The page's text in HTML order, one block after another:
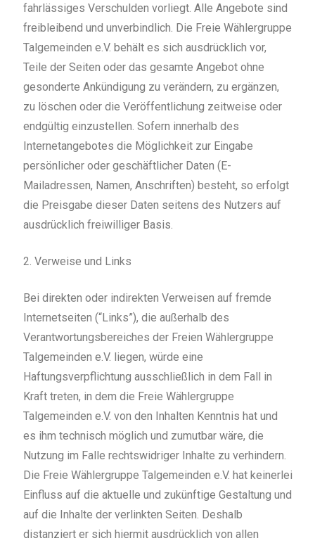
fahrlässiges Verschulden vorliegt. Alle Angebote sind
freibleibend und unverbindlich. Die Freie Wählergruppe
Talgemeinden e.V. behält es sich ausdrücklich vor,
Teile der Seiten oder das gesamte Angebot ohne
gesonderte Ankündigung zu verändern, zu ergänzen,
zu löschen oder die Veröffentlichung zeitweise oder
endgültig einzustellen. Sofern innerhalb des
Internetangebotes die Möglichkeit zur Eingabe
persönlicher oder geschäftlicher Daten (E-
Mailadressen, Namen, Anschriften) besteht, so erfolgt
die Preisgabe dieser Daten seitens des Nutzers auf
ausdrücklich freiwilliger Basis.
2. Verweise und Links
Bei direkten oder indirekten Verweisen auf fremde
Internetseiten (“Links”), die außerhalb des
Verantwortungsbereiches der Freien Wählergruppe
Talgemeinden e.V. liegen, würde eine
Haftungsverpflichtung ausschließlich in dem Fall in
Kraft treten, in dem die Freie Wählergruppe
Talgemeinden e.V. von den Inhalten Kenntnis hat und
es ihm technisch möglich und zumutbar wäre, die
Nutzung im Falle rechtswidriger Inhalte zu verhindern.
Die Freie Wählergruppe Talgemeinden e.V. hat keinerlei
Einfluss auf die aktuelle und zukünftige Gestaltung und
auf die Inhalte der verlinkten Seiten. Deshalb
distanziert er sich hiermit ausdrücklich von allen